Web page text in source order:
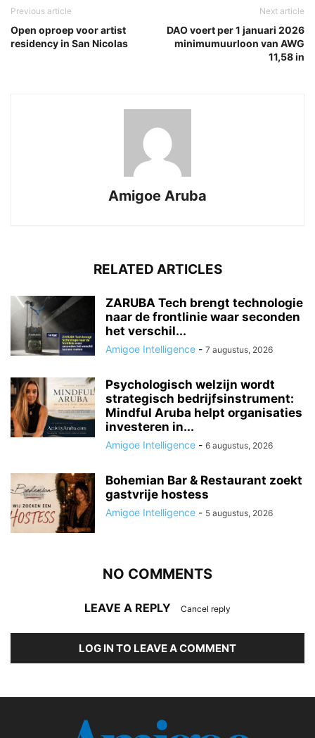
Previous article
Open oproep voor artist
residency in San Nicolas
Next article
DAO voert per 1 januari 2026
minimumuurloon van AWG
11,58 in
Amigoe Aruba
RELATED ARTICLES
ZARUBA Tech brengt technologie
naar de frontlinie waar seconden
het verschil...
Amigoe Intelligence - 7 augustus, 2026
Psychologisch welzijn wordt
strategisch bedrijfsinstrument:
Mindful Aruba helpt organisaties
investeren in...
Amigoe Intelligence - 6 augustus, 2026
Bohemian Bar & Restaurant zoekt
gastvrije hostess
Amigoe Intelligence - 5 augustus, 2026
NO COMMENTS
LEAVE A REPLY Cancel reply
LOG IN TO LEAVE A COMMENT